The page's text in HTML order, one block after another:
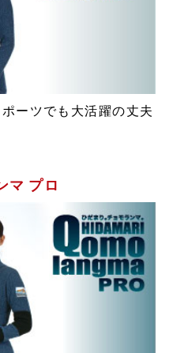
ーツでも大活躍の丈夫
マ プロ